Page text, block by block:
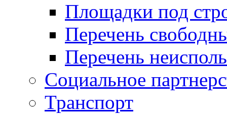
Площадки под
Перечень
Перечень
Социальное
Транспорт